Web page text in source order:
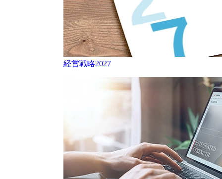
経営戦略2027